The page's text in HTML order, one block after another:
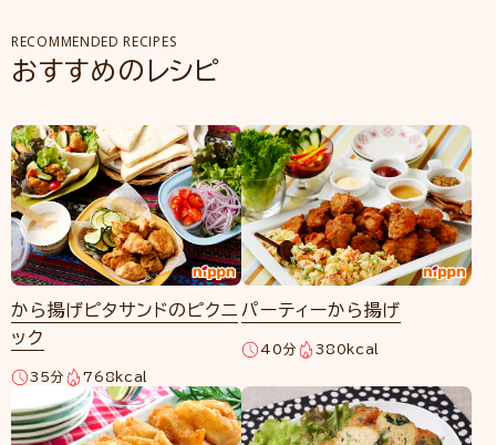
RECOMMENDED RECIPES
おすすめのレシピ
から揚げピタサンドのピクニ
ック
35分 768kcal
パーティーから揚げ
40分 380kcal